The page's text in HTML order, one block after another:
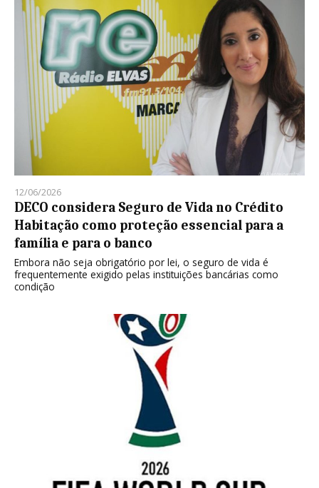
12/06/2026
DECO considera Seguro de Vida no Crédito
Habitação como proteção essencial para a
família e para o banco
Embora não seja obrigatório por lei, o seguro de vida é
frequentemente exigido pelas instituições bancárias como
condição